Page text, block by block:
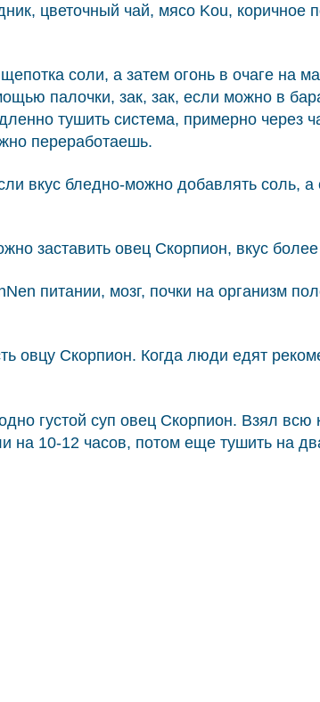
цветочный чай, мясо Kou, коричное
соли, а затем огонь в очаге
палочки, зак, зак, если можно в
тушить система, примерно
переработаешь.
вкус бледно-можно добавлять соль,
заставить овец Скорпион, вкус
питании, мозг, почки на организм
овцу Скорпион. Когда люди едят
густой суп овец Скорпион. Взял
на 10-12 часов, потом еще тушить на